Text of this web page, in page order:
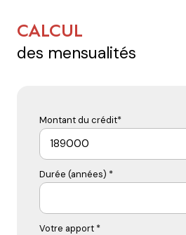
CALCUL
des mensualités
Montant du crédit*
Durée (années) *
Votre apport *